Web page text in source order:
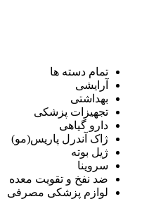
تمام دسته ها
آرایشی
بهداشتی
تجهیزات پزشکی
دارو گیاهی
ژاک آندرل پاریس(مو)
ژیل بوته
سروینا
ضد نفخ و تقویت معده
لوازم پزشکی مصرفی